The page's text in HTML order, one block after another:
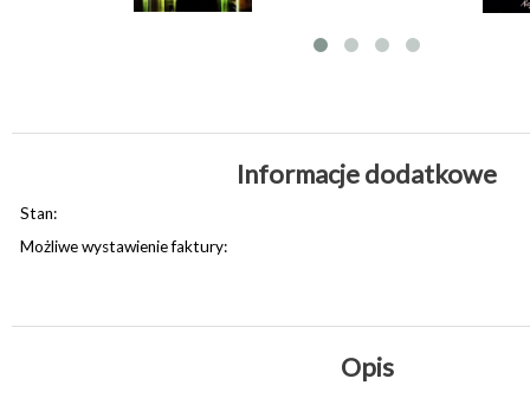
Informacje dodatkowe
Stan:
Możliwe wystawienie faktury:
Opis